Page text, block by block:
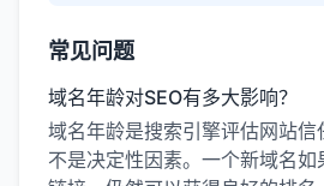
常见问题
域名年龄对SEO有多大影响？
域名年龄是搜索引擎评估网站信
不是决定性因素。一个新域名